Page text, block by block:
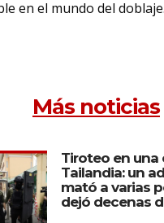
en el mundo del doblaje.
Más noticias
Tiroteo en una
Tailandia: un
mató a varias
dejó decenas